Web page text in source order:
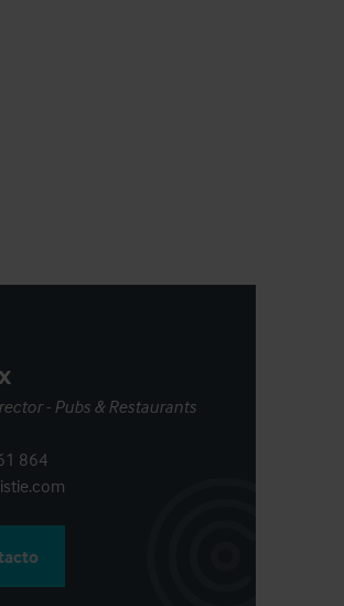
- Pubs & Restaurants
864